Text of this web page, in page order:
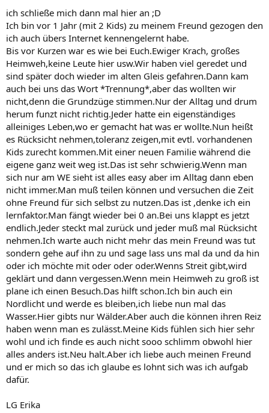
ich schließe mich dann mal hier an ;D
Ich bin vor 1 Jahr (mit 2 Kids) zu meinem Freund gezogen den
ich auch übers Internet kennengelernt habe.
Bis vor Kurzen war es wie bei Euch.Ewiger Krach, großes
Heimweh,keine Leute hier usw.Wir haben viel geredet und
sind später doch wieder im alten Gleis gefahren.Dann kam
auch bei uns das Wort *Trennung*,aber das wollten wir
nicht,denn die Grundzüge stimmen.Nur der Alltag und drum
herum funzt nicht richtig.Jeder hatte ein eigenständiges
alleiniges Leben,wo er gemacht hat was er wollte.Nun heißt
es Rücksicht nehmen,toleranz zeigen,mit evtl. vorhandenen
Kids zurecht kommen.Mit einer neuen Familie während die
eigene ganz weit weg ist.Das ist sehr schwierig.Wenn man
sich nur am WE sieht ist alles easy aber im Alltag dann eben
nicht immer.Man muß teilen können und versuchen die Zeit
ohne Freund für sich selbst zu nutzen.Das ist ,denke ich ein
lernfaktor.Man fängt wieder bei 0 an.Bei uns klappt es jetzt
endlich.Jeder steckt mal zurück und jeder muß mal Rücksicht
nehmen.Ich warte auch nicht mehr das mein Freund was tut
sondern gehe auf ihn zu und sage lass uns mal da und da hin
oder ich möchte mit oder oder oder.Wenns Streit gibt,wird
geklärt und dann vergessen.Wenn mein Heimweh zu groß ist
plane ich einen Besuch.Das hilft schon.Ich bin auch ein
Nordlicht und werde es bleiben,ich liebe nun mal das
Wasser.Hier gibts nur Wälder.Aber auch die können ihren Reiz
haben wenn man es zulässt.Meine Kids fühlen sich hier sehr
wohl und ich finde es auch nicht sooo schlimm obwohl hier
alles anders ist.Neu halt.Aber ich liebe auch meinen Freund
und er mich so das ich glaube es lohnt sich was ich aufgab
dafür.
LG Erika